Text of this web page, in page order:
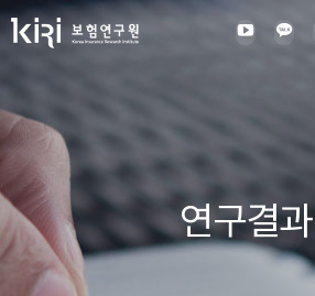
연구결과